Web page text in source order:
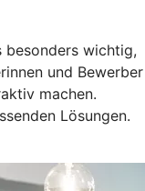
besonders wichtig,
und Bewerber
machen.
Lösungen.